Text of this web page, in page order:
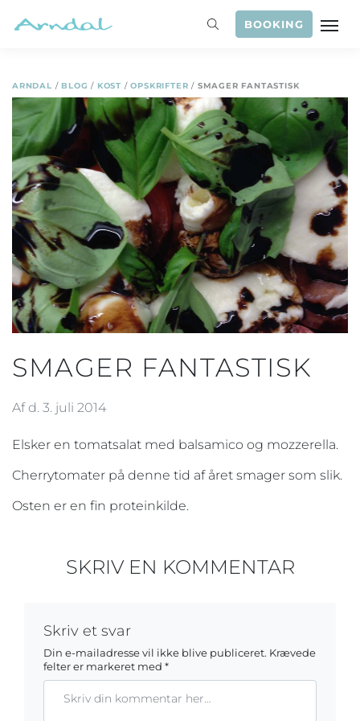
BOOKING
ARNDAL / BLOG / KOST /OPSKRIFTER / SMAGER FANTASTISK
SMAGER FANTASTISK
Af d. 3. juli 2014
Elsker en tomatsalat med balsamico og mozzerella.
Cherrytomater på denne tid af året smager som slik.
Osten er en fin proteinkilde.
SKRIV EN KOMMENTAR
Skriv et svar
Din e-mailadresse vil ikke blive publiceret. Krævede
felter er markeret med *